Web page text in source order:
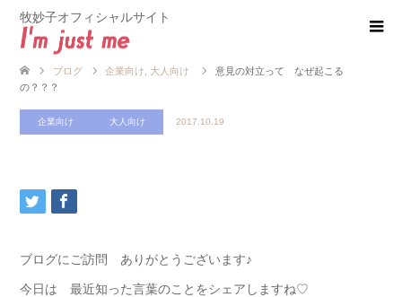
牧妙子オフィシャルサイト
ブログ 企業向け 大人向け
意見の対立って なぜ起こる
の？？？
企業向け 大人向け 2017.10.19
ブログにご訪問 ありがとうございます♪
今日は 最近知った言葉のことをシェアしますね♡